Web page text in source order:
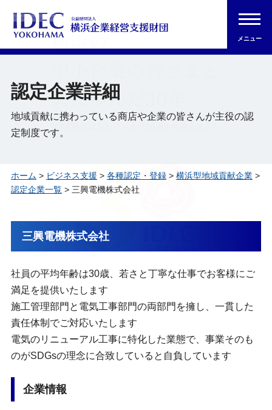
メニュー
認定企業詳細
地域貢献に携わっている商店や企業の皆さんが主役の認
定制度です。
ホーム > ビジネス支援 > 各種認定・登録> 横浜型地域貢献企業>
認定企業一覧> 三興電機株式会社
三興電機株式会社
社員の平均年齢は30歳、若さと丁寧な仕事でお客様にご
満足を提供いたします
施工管理部門と電気工事部門の両部門を擁し、一貫した
責任体制でご対応いたします
電気のリニューアル工事に特化した業態で、事業そのも
のがSDGsの理念に合致していると自負しています
企業情報